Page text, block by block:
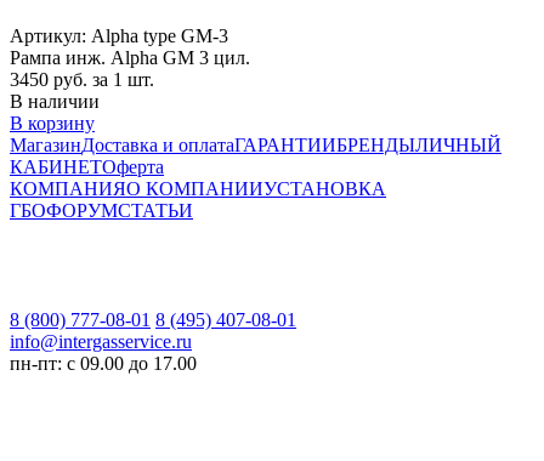
Артикул: Alpha type GM-3
Рампа инж. Alpha GM 3 цил.
3450 руб. за 1 шт.
В наличии
В корзину
МагазинДоставка и оплатаГАРАНТИИБРЕНДЫЛИЧНЫЙ
КАБИНЕТОферта
КОМПАНИЯО КОМПАНИИУСТАНОВКА
ГБОФОРУМСТАТЬИ
8 (800) 777-08-01 8 (495) 407-08-01
info@intergasservice.ru
пн-пт: с 09.00 до 17.00